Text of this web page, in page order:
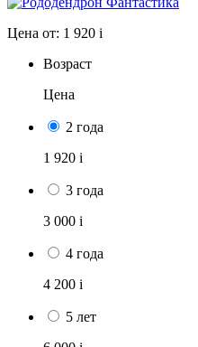
Цена от: 1 920 i
Возраст
Цена
2 года
1 920 i
3 года
3 000 i
4 года
4 200 i
5 лет